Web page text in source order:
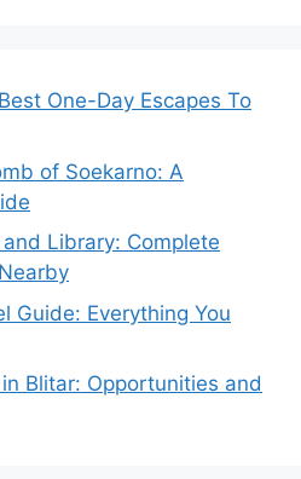
One-Day Escapes To
of Soekarno: A
Library: Complete
Guide: Everything You
Blitar: Opportunities and